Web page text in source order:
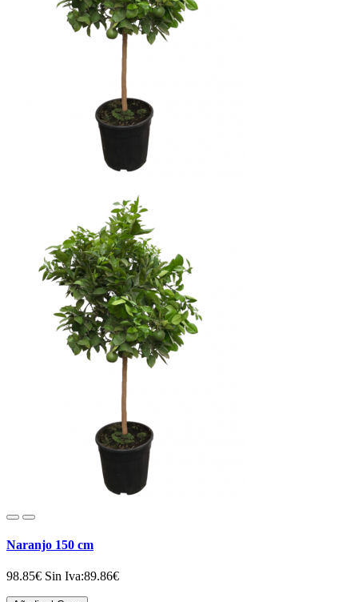
Naranjo 150 cm
98.85€ Sin Iva:89.86€